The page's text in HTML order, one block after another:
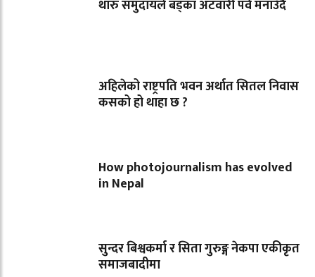
थारु समुदायले बड्का अटवारी पर्व मनाउँदै
अहिलेको राष्ट्रपति भवन अर्थात सितल निवास
कसको हो थाहा छ ?
How photojournalism has evolved
in Nepal
सुन्दर बिश्वकर्मा र सिता गुरुङ्ग नेकपा एकीकृत
समाजबादीमा